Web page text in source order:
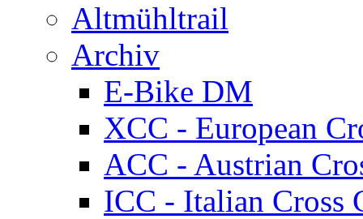
Altmühltrail
Archiv
E-Bike DM
XCC - European
ACC - Austrian
ICC - Italian Cross